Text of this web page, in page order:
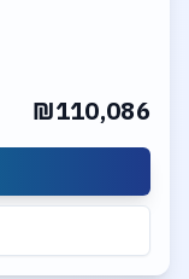
₪110,086